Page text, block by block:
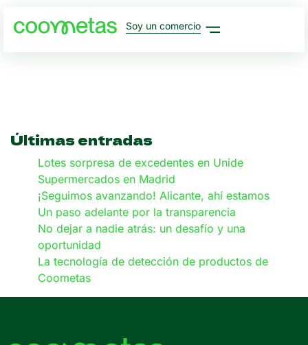
Soy un comercio
Últimas entradas
Lotes sorpresa de excedentes en Unide
Supermercados en Madrid
¡Seguimos avanzando! Alicante, ahí estamos
Un paso adelante por la transparencia
No dejar a nadie atrás: un desafío y una
oportunidad
La tecnología de detección de productos de
Coometas